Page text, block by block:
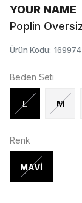
YOUR NAME
Poplin
Ürün Kodu:
Beden Seti
L M
Renk
MAVİ